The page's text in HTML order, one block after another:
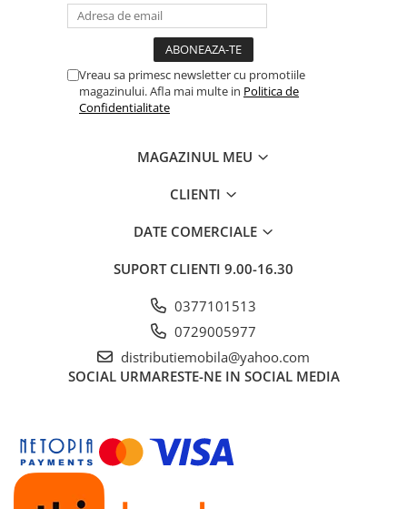
Vreau sa primesc newsletter cu promotiile
magazinului. Afla mai multe in Politica de
Confidentialitate
MAGAZINUL MEU
CLIENTI
DATE COMERCIALE
SUPORT CLIENTI 9.00-16.30
0377101513
0729005977
distributiemobila@yahoo.com
SOCIAL URMARESTE-NE IN SOCIAL MEDIA